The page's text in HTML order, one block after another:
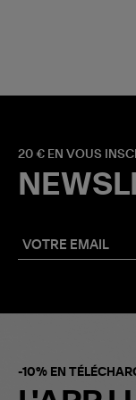
20 € EN VOUS
-10% EN